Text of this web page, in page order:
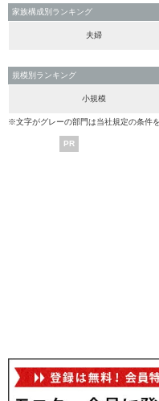
家族構成別ランキング
夫婦
規模別ランキング
小規模
※文字がグレーの部門は当社規定の条件
PR